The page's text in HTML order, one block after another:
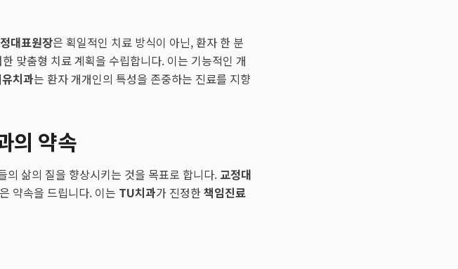
대표원장은 획일적인 치료 방식이 아닌, 환자 한 분
맞춤형 치료 계획을 수립합니다. 이는 기능적인 개
치과는 환자 개개인의 특성을 존중하는 진료를 지향
의 약속
삶의 질을 향상시키는 것을 목표로 합니다. 교정대
약속을 드립니다. 이는 TU치과가 진정한책임진료